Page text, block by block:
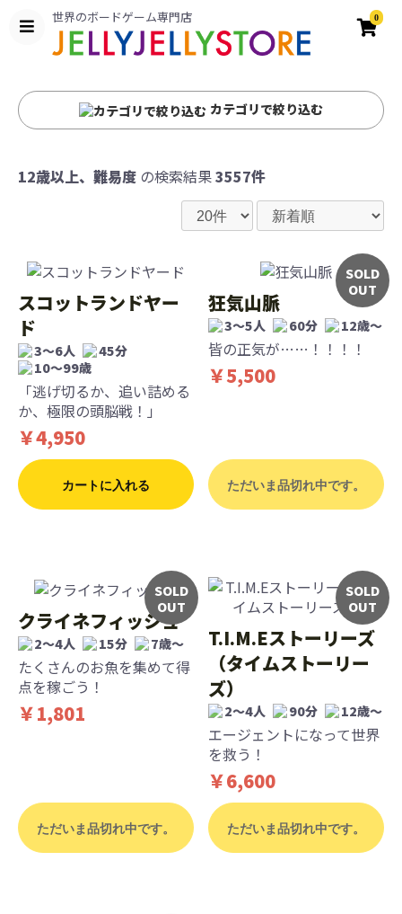
世界のボードゲーム専門店 0
カテゴリで絞り込む
12歳以上、難易度 の検索結果3557件
スコットランドヤー
ド
3〜6人
45分
10〜99歳
「逃げ切るか、追い詰める
か、極限の頭脳戦！」
￥4,950
カートに入れる
SOLD
OUT
狂気山脈
3～5人 60分 12歳〜
皆の正気が……！！！！
￥5,500
ただいま品切れ中です。
SOLD
OUT
クライネフィッシュ
2～4人 15分 7歳〜
たくさんのお魚を集めて得
点を稼ごう！
￥1,801
ただいま品切れ中です。
SOLD
OUT
T.I.M.Eストーリーズ
（タイムストーリー
ズ）
2〜4人 90分 12歳〜
エージェントになって世界
を救う！
￥6,600
ただいま品切れ中です。